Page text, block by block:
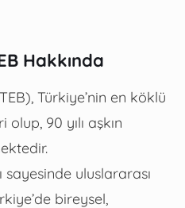
Hakkında
Türkiye’nin en köklü
90 yılı aşkın
sayesinde uluslararası
bireysel,